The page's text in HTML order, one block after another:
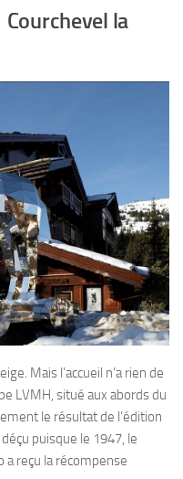
Courchevel la
Mais l’accueil n’a rien de
LVMH, situé aux abords du
le résultat de l’édition
puisque le 1947, le
a reçu la récompense